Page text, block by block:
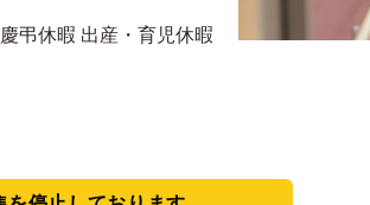
弔休暇 出産・育児休暇